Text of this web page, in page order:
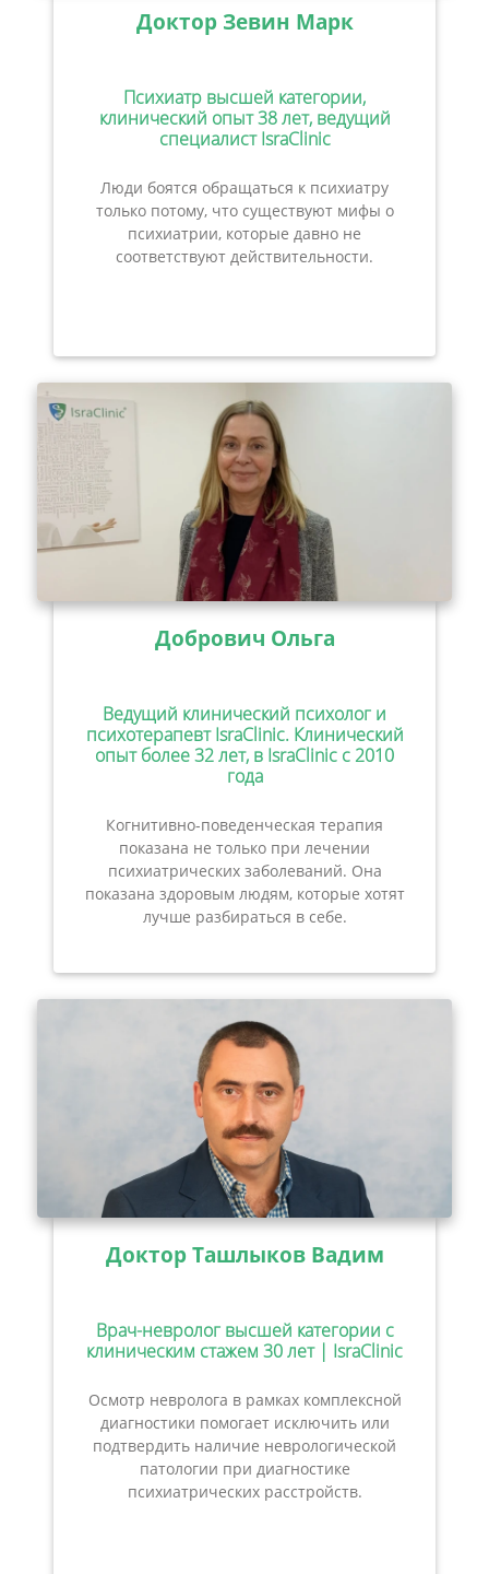
Доктор Зевин Марк
Психиатр высшей категории,
клинический опыт 38 лет, ведущий
специалист IsraClinic
Люди боятся обращаться к психиатру
только потому, что существуют мифы о
психиатрии, которые давно не
соответствуют действительности.
Добрович Ольга
Ведущий клинический психолог и
психотерапевт IsraClinic. Клинический
опыт более 32 лет, в IsraClinic с 2010
года
Когнитивно-поведенческая терапия
показана не только при лечении
психиатрических заболеваний. Она
показана здоровым людям, которые хотят
лучше разбираться в себе.
Доктор Ташлыков Вадим
Врач-невролог высшей категории с
клиническим стажем 30 лет | IsraClinic
Осмотр невролога в рамках комплексной
диагностики помогает исключить или
подтвердить наличие неврологической
патологии при диагностике
психиатрических расстройств.